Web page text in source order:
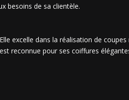
besoins de sa clientèle.
excelle dans la réalisation de
reconnue pour ses coiffures